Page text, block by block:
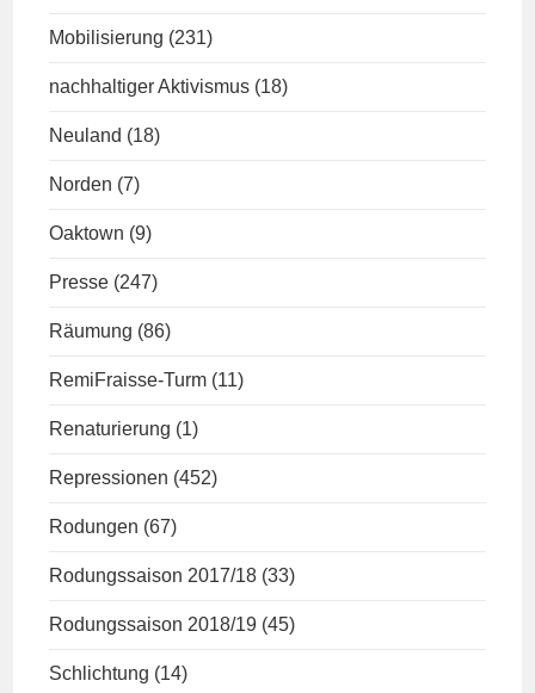
Mobilisierung (231)
nachhaltiger Aktivismus (18)
Neuland (18)
Norden (7)
Oaktown (9)
Presse (247)
Räumung (86)
RemiFraisse-Turm (11)
Renaturierung (1)
Repressionen (452)
Rodungen (67)
Rodungssaison 2017/18 (33)
Rodungssaison 2018/19 (45)
Schlichtung (14)